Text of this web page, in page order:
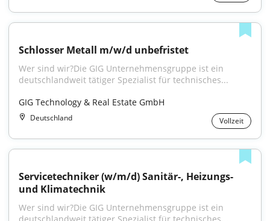
Schlosser Metall m/w/d unbefristet
Wer sind wir?Die GIG Unternehmensgruppe ist ein
deutschlandweit tätiger Spezialist für technisches...
GIG Technology & Real Estate GmbH
Deutschland Vollzeit
Servicetechniker (w/m/d) Sanitär-, Heizungs-
und Klimatechnik
Wer sind wir?Die GIG Unternehmensgruppe ist ein